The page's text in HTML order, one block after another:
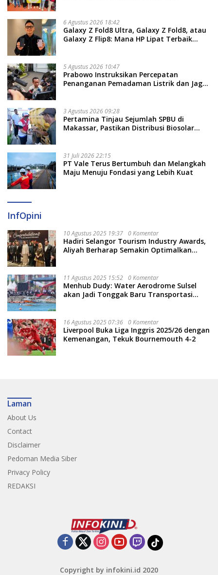
6 Agustus 2026 18:42
Galaxy Z Fold8 Ultra, Galaxy Z Fold8, atau
Galaxy Z Flip8: Mana HP Lipat Terbaik
5 Agustus 2026 10:47
Prabowo Instruksikan Percepatan
Penanganan Pemadaman Listrik dan Jaga
3 Agustus 2026 09:28
Pertamina Tinjau Sejumlah SPBU di
Makassar, Pastikan Distribusi Biosolar
31 Juli 2026 22:15
PT Vale Terus Bertumbuh dan Melangkah
Maju Menuju Fondasi yang Lebih Kuat
InfOpini
10 Agustus 2025 19:37 0 Komentar
Hadiri Selangor Tourism Industry Awards,
Aliyah Berharap Semakin Optimalkan
11 Agustus 2025 15:52 0 Komentar
Menhub Dudy: Water Aerodrome Sulsel
akan Jadi Tonggak Baru Transportasi
16 Agustus 2025 07:36 0 Komentar
Liverpool Buka Liga Inggris 2025/26 dengan
Kemenangan, Tekuk Bournemouth 4-2
Laman
About Us
Contact
Disclaimer
Pedoman Media Siber
Privacy Policy
REDAKSI
Copyright by infokini.id 2020